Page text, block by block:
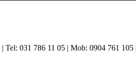
Tel: 031 786 11 05 | Mob: 0904 761